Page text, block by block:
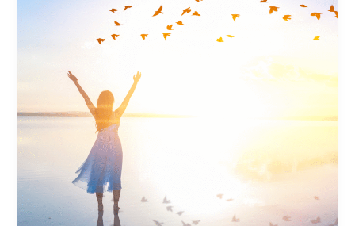
sentez
lourde,
déconnectée
votre
?